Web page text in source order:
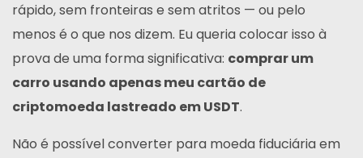
rápido, sem fronteiras e sem atritos — ou pelo
menos é o que nos dizem. Eu queria colocar isso à
prova de uma forma significativa: comprar um
carro usando apenas meu cartão de
criptomoeda lastreado em USDT.
Não é possível converter para moeda fiduciária em